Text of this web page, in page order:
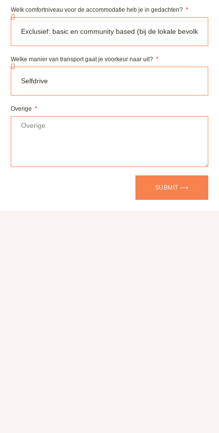
Welk comfortniveau voor de accommodatie heb je in gedachten?
Welke manier van transport gaat je voorkeur naar uit?
Overige
SUBMIT ⟶